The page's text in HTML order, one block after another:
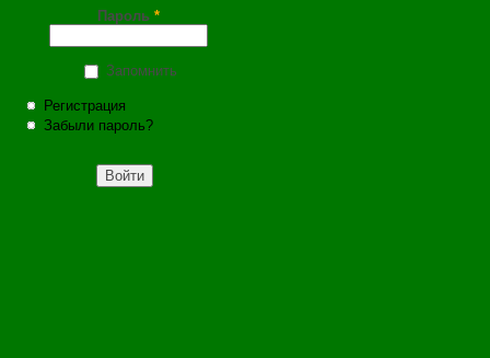
Пароль *
Запомнить
Регистрация
Забыли пароль?